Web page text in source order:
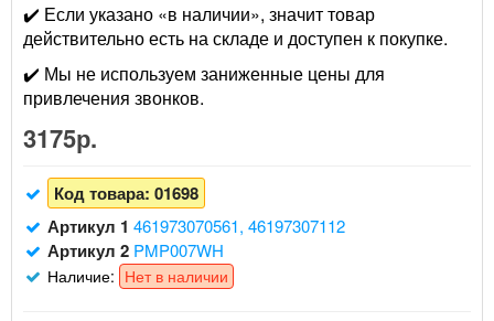
✔️ Если указано «в наличии», значит товар
действительно есть на складе и доступен к покупке.
✔️ Мы не используем заниженные цены для
привлечения звонков.
3175р.
Код товара: 01698
Артикул 1 461973070561, 46197307112
Артикул 2 PMP007WH
Наличие: Нет в наличии